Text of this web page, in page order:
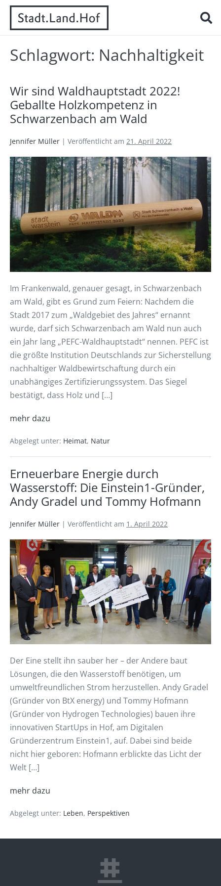
Schlagwort: Nachhaltigkeit
Wir sind Waldhauptstadt 2022!
Geballte Holzkompetenz in
Schwarzenbach am Wald
Jennifer Müller | Veröffentlicht am 21. April 2022
Im Frankenwald, genauer gesagt, in Schwarzenbach
am Wald, gibt es Grund zum Feiern: Nachdem die
Stadt 2017 zum „Waldgebiet des Jahres“ ernannt
wurde, darf sich Schwarzenbach am Wald nun auch
ein Jahr lang „PEFC-Waldhauptstadt“ nennen. PEFC ist
die größte Institution Deutschlands zur Sicherstellung
nachhaltiger Waldbewirtschaftung durch ein
unabhängiges Zertifizierungssystem. Das Siegel
bestätigt, dass Holz und […]
mehr dazu
Abgelegt unter: Heimat, Natur
Erneuerbare Energie durch
Wasserstoff: Die Einstein1-Gründer,
Andy Gradel und Tommy Hofmann
Jennifer Müller | Veröffentlicht am 1. April 2022
Der Eine stellt ihn sauber her – der Andere baut
Lösungen, die den Wasserstoff benötigen, um
umweltfreundlichen Strom herzustellen. Andy Gradel
(Gründer von BtX energy) und Tommy Hofmann
(Gründer von Hydrogen Technologies) bauen ihre
innovativen StartUps in Hof, am Digitalen
Gründerzentrum Einstein1, auf. Dabei sind beide
nicht hier geboren: Hofmann erblickte das Licht der
Welt […]
mehr dazu
Abgelegt unter: Leben, Perspektiven